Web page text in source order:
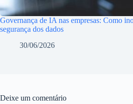
Governança de IA nas empresas: Como
segurança dos dados
30/06/2026
Deixe um comentário